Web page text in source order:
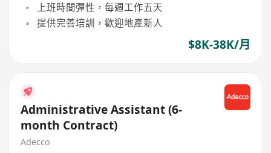
上班時間彈性，每週工作五天
提供完善培訓，歡迎地產新人
$8K-38K/月
Administrative Assistant (6-
month Contract)
Adecco